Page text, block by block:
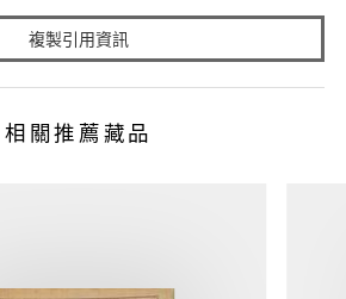
複製引用資訊
相關推薦藏品